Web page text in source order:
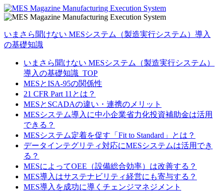
いまさら聞けない MESシステム（製造実行システム）導入
の基礎知識
いまさら聞けない MESシステム（製造実行システム）
導入の基礎知識_TOP
MESとISA-95の関係性
21 CFR Part 11とは？
MESとSCADAの違い・連携のメリット
MESシステム導入に中小企業省力化投資補助金は活用
できる？
MESシステム定着を促す「Fit to Standard」とは？
データインテグリティ対応にMESシステムは活用でき
る？
MESによってOEE（設備総合効率）は改善する？
MES導入はサステナビリティ経営にも寄与する？
MES導入を成功に導くチェンジマネジメント